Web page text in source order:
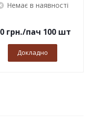
Немає в наявності
грн./пач 100 шт
Докладно